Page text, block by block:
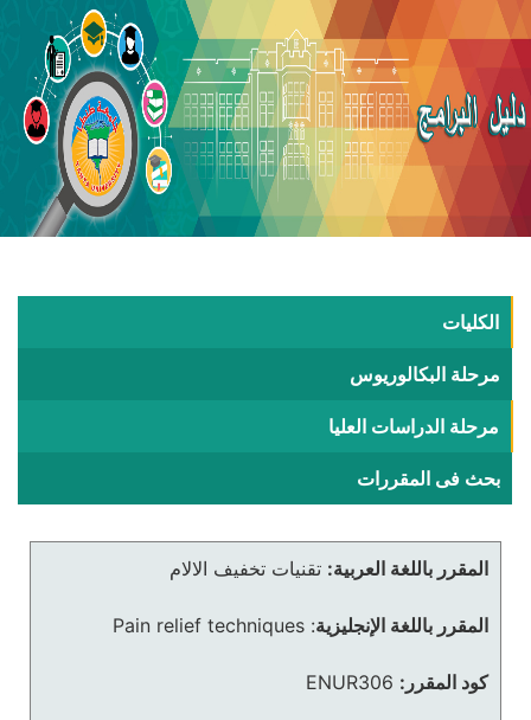
الكليات
مرحلة البكالوريوس
مرحلة الدراسات العليا
بحث فى المقررات
المقرر باللغة العربية: تقنيات تخفيف الالام
المقرر باللغة الإنجليزية:
Pain relief techniques
كود المقرر: ENUR306